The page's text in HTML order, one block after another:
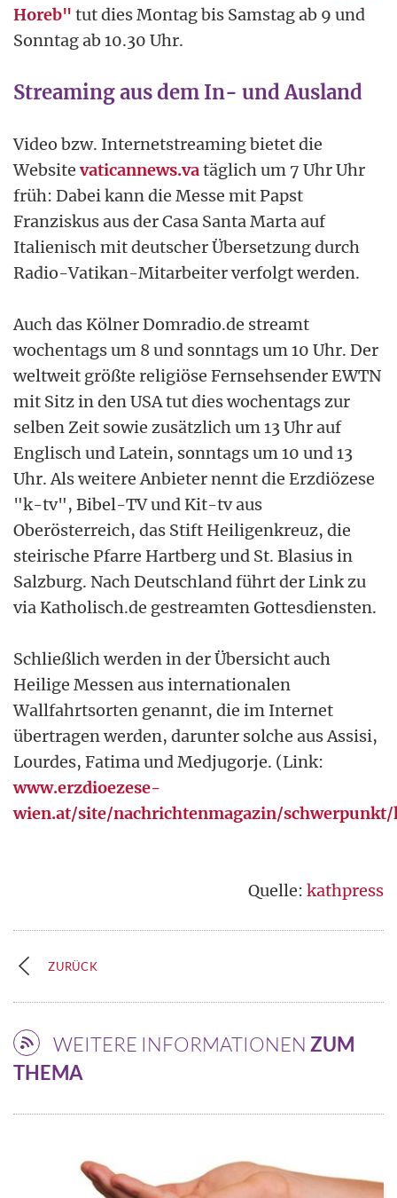
Horeb" tut dies Montag bis Samstag ab 9 und
Sonntag ab 10.30 Uhr.
Streaming aus dem In- und Ausland
Video bzw. Internetstreaming bietet die
Websitevaticannews.vatäglich um 7 Uhr Uhr
früh: Dabei kann die Messe mit Papst
Franziskus aus der Casa Santa Marta auf
Italienisch mit deutscher Übersetzung durch
Radio-Vatikan-Mitarbeiter verfolgt werden.
Auch das Kölner Domradio.de streamt
wochentags um 8 und sonntags um 10 Uhr. Der
weltweit größte religiöse Fernsehsender EWTN
mit Sitz in den USA tut dies wochentags zur
selben Zeit sowie zusätzlich um 13 Uhr auf
Englisch und Latein, sonntags um 10 und 13
Uhr. Als weitere Anbieter nennt die Erzdiözese
"k-tv", Bibel-TV und Kit-tv aus
Oberösterreich, das Stift Heiligenkreuz, die
steirische Pfarre Hartberg und St. Blasius in
Salzburg. Nach Deutschland führt der Link zu
via Katholisch.de gestreamten Gottesdiensten.
Schließlich werden in der Übersicht auch
Heilige Messen aus internationalen
Wallfahrtsorten genannt, die im Internet
übertragen werden, darunter solche aus Assisi,
Lourdes, Fatima und Medjugorje. (Link:
www.erzdioezese-
wien.at/site/nachrichtenmagazin/
Quelle: kathpress
ZURÜCK
WEITERE INFORMATIONEN ZUM
THEMA